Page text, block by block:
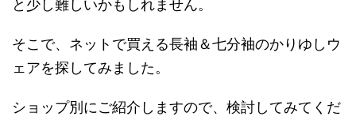
と少し難しいかもしれません。
そこで、ネットで買える長袖＆七分袖のかりゆしウ
ェアを探してみました。
ショップ別にご紹介しますので、検討してみてくだ